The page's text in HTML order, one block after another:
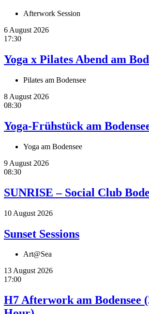
Afterwork Session
6 August 2026
17:30
Yoga x Pilates Abend am
Pilates am Bodensee
8 August 2026
08:30
Yoga-Frühstück am
Yoga am Bodensee
9 August 2026
08:30
SUNRISE – Social Club
10 August 2026
Sunset Sessions
Art@Sea
13 August 2026
17:00
H7 Afterwork am Bodensee